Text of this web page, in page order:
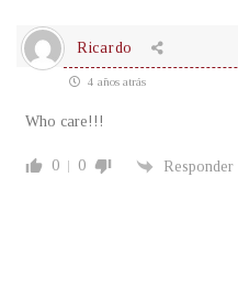
Ricardo
4 años atrás
Who care!!!
0 0 Responder